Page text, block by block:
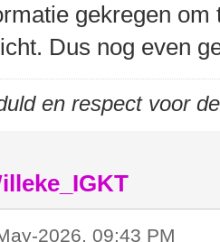
gekregen
Dus nog even
en respect voor
2026, 09:43 PM